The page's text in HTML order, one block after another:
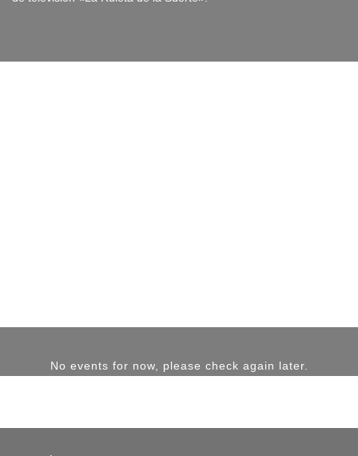
No events for now, please check again later.